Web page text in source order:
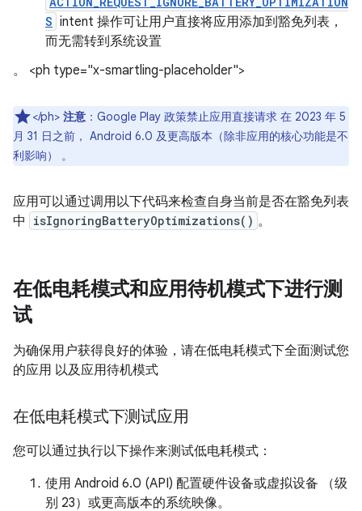
S intent 操作可让用户直接将应用添加到豁免列表，
而无需转到系统设置
。 <ph type="x-smartling-placeholder">
</ph> 注意 ：Google Play 政策禁止应用直接请求 在 2023 年 5
月 31 日之前， Android 6.0 及更高版本（除非应用的核心功能是不
利影响） 。
应用可以通过调用以下代码来检查自身当前是否在豁免列表
中
isIgnoringBatteryOptimizations() 。
在低电耗模式和应用待机模式下进行测
试
为确保用户获得良好的体验，请在低电耗模式下全面测试您
的应用 以及应用待机模式
在低电耗模式下测试应用
您可以通过执行以下操作来测试低电耗模式：
使用 Android 6.0 (API) 配置硬件设备或虚拟设备 （级
别 23）或更高版本的系统映像。